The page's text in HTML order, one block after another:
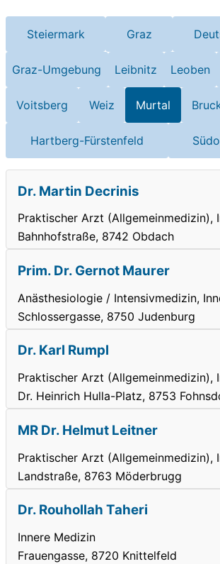
Steiermark Graz
Graz-Umgebung Leibnitz Leoben
Voitsberg Weiz Murtal
Hartberg-Fürstenfeld
Dr. Martin Decrinis
Praktischer Arzt (Allgemeinmedizin),
Bahnhofstraße, 8742 Obdach
Prim. Dr. Gernot Maurer
Anästhesiologie / Intensivmedizin,
Schlossergasse, 8750 Judenburg
Dr. Karl Rumpl
Praktischer Arzt (Allgemeinmedizin),
Dr. Heinrich Hulla-Platz, 8753
MR Dr. Helmut Leitner
Praktischer Arzt (Allgemeinmedizin),
Landstraße, 8763 Möderbrugg
Dr. Rouhollah Taheri
Innere Medizin
Frauengasse, 8720 Knittelfeld